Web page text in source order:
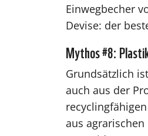
Einwegbecher
Devise: der
Mythos #8:
Grundsätzlich
auch aus der
aus